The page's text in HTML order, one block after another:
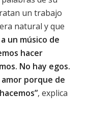
un trabajo
natural y que
un músico de
hacer
No hay egos.
porque de
, explica